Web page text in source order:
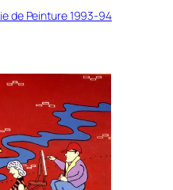
de Peinture 1993-94